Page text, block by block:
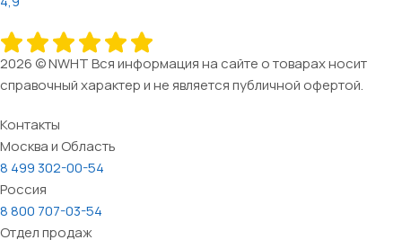
2026 © NWHT Вся информация на сайте о товарах носит
справочный характер и не является публичной офертой.
Контакты
Москва и Область
8 499 302-00-54
Россия
8 800 707-03-54
Отдел продаж